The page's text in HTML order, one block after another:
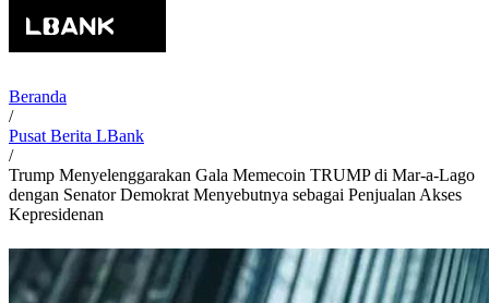
Beranda
/
Pusat Berita LBank
/
Trump Menyelenggarakan Gala Memecoin TRUMP di Mar-a-Lago
dengan Senator Demokrat Menyebutnya sebagai Penjualan Akses
Kepresidenan